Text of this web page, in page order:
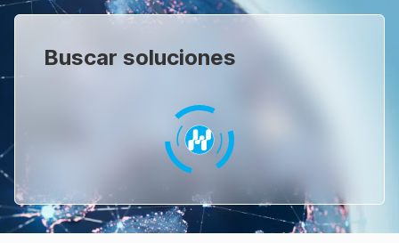
Buscar soluciones